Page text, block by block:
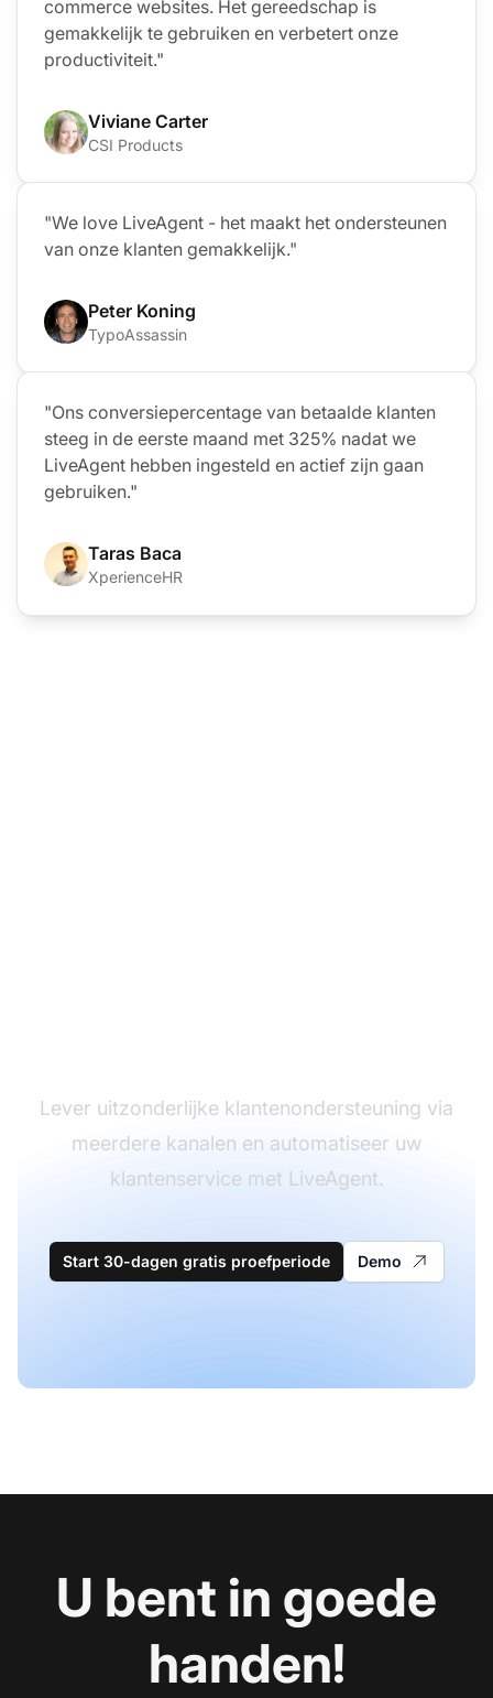
commerce websites. Het gereedschap is
gemakkelijk te gebruiken en verbetert onze
productiviteit."
Viviane Carter
CSI Products
"We love LiveAgent - het maakt het ondersteunen
van onze klanten gemakkelijk."
Peter Koning
TypoAssassin
"Ons conversiepercentage van betaalde klanten
steeg in de eerste maand met 325% nadat we
LiveAgent hebben ingesteld en actief zijn gaan
gebruiken."
Taras Baca
XperienceHR
Lever uitzonderlijke klantenondersteuning via
meerdere kanalen en automatiseer uw
klantenservice met LiveAgent.
Start 30-dagen gratis proefperiode Demo
U bent in goede
handen!